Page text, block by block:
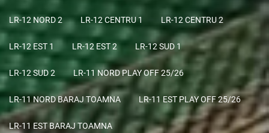
LR-12 NORD 2 LR-12 CENTRU 1 LR-12 CENTRU 2
LR-12 EST 1 LR-12 EST 2 LR-12 SUD 1
LR-12 SUD 2 LR-11 NORD PLAY OFF 25/26
LR-11 NORD BARAJ TOAMNA LR-11 EST PLAY OFF 25/26
LR-11 EST BARAJ TOAMNA